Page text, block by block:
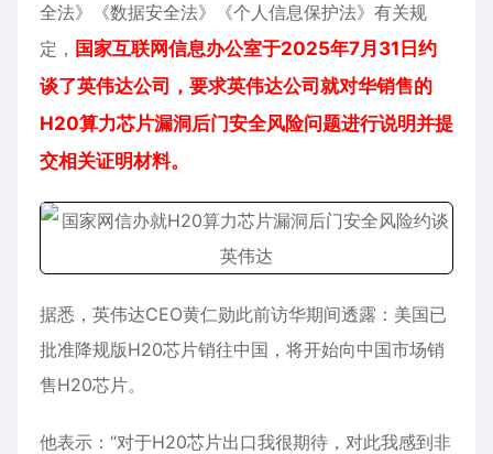
全法》《数据安全法》《个人信息保护法》有关规
定， 国家互联网信息办公室于2025年7月31日约
谈了英伟达公司，要求英伟达公司就对华销售的
H20算力芯片漏洞后门安全风险问题进行说明并提
交相关证明材料。
据悉，英伟达CEO黄仁勋此前访华期间透露：美国已
批准降规版H20芯片销往中国，将开始向中国市场销
售H20芯片。
他表示：“对于H20芯片出口我很期待，对此我感到非